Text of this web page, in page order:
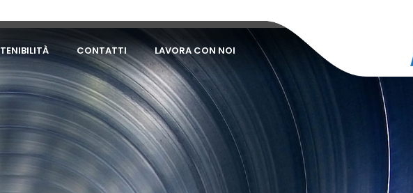
CONTATTI LAVORA CON NOI